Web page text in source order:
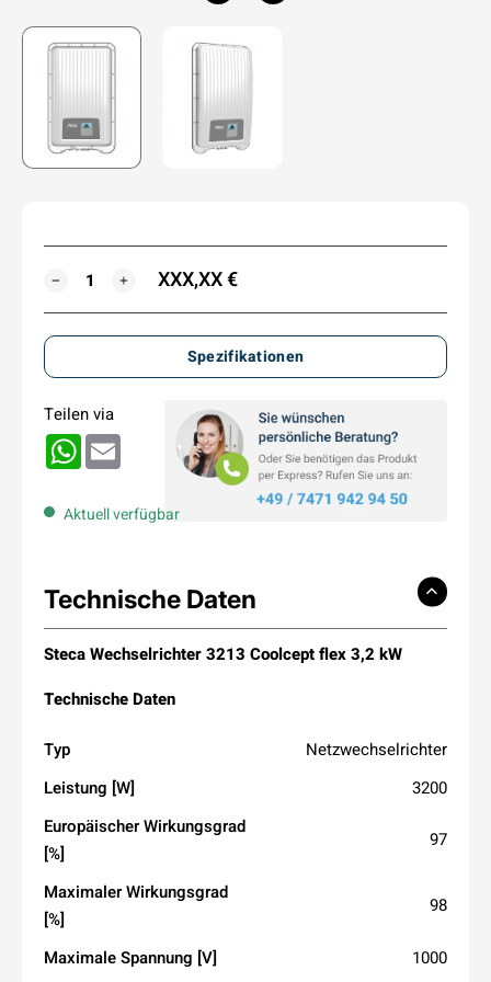
MENGE
− + XXX,XX €
Spezifikationen
Teilen via
WhatsApp
Aktuell verfügbar
Technische Daten
Steca Wechselrichter 3213 Coolcept flex 3,2 kW
Technische Daten
Typ
Netzwechselrichter
Leistung [W]
3200
Europäischer Wirkungsgrad
[%]
97
Maximaler Wirkungsgrad
[%]
98
Maximale Spannung [V] 1000